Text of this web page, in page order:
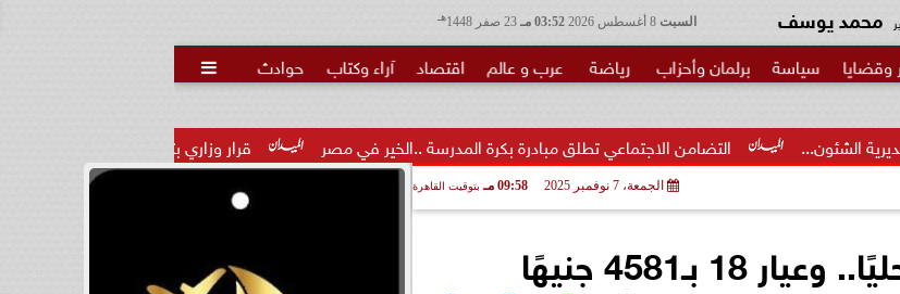
السبت 03:52 مـ هـ محمد يوسف
وقضايا سياسة برلمان وأحزاب رياضة عرب و عالم اقتصاد آراء وكتاب حوادث 
قرار وزاري بتكليف الدكتور تامر عاطف مدكور مديرًا التضامن الاجتماعي تطلق مبادرة بكرة المدرسة ..الخير في مصر
الجمعة، 7 نوفمبر 2025 09:58 مـ بتوقيت القاهرة
جنيهًا